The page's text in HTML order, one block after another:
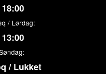
/ Lørdag:
/ Lukket